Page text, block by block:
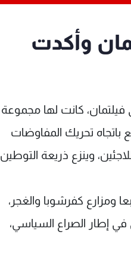
لفيلتمان وأكدت
جيفري فيلتمان، كانت لها مجموعة
باتجاه تحريك المفاوضات
وينزع ذريعة التوطين
ومزارع كفرشوبا والغجر،
إطار الصراع السياسي،